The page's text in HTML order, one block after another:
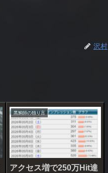
沢村
黒鯛師の独り言
アクセス増で250万Hit達